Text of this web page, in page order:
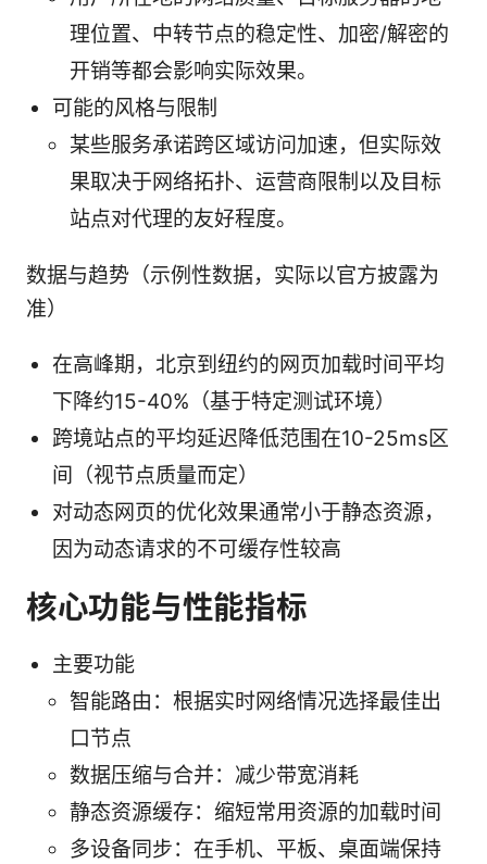
理位置、中转节点的稳定性、加密/解密的
开销等都会影响实际效果。
可能的风格与限制
某些服务承诺跨区域访问加速，但实际效
果取决于网络拓扑、运营商限制以及目标
站点对代理的友好程度。
数据与趋势（示例性数据，实际以官方披露为
准）
在高峰期，北京到纽约的网页加载时间平均
下降约15-40%（基于特定测试环境）
跨境站点的平均延迟降低范围在10-25ms区
间（视节点质量而定）
对动态网页的优化效果通常小于静态资源，
因为动态请求的不可缓存性较高
核心功能与性能指标
主要功能
智能路由：根据实时网络情况选择最佳出
口节点
数据压缩与合并：减少带宽消耗
静态资源缓存：缩短常用资源的加载时间
多设备同步：在手机、平板、桌面端保持